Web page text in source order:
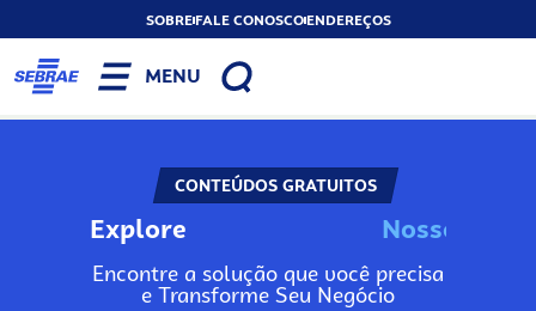
SOBREFALE CONOSCOENDEREÇOS
MENU
CONTEÚDOS GRATUITOS
Explore Nosso
Encontre a solução que você precisa
e Transforme Seu Negócio